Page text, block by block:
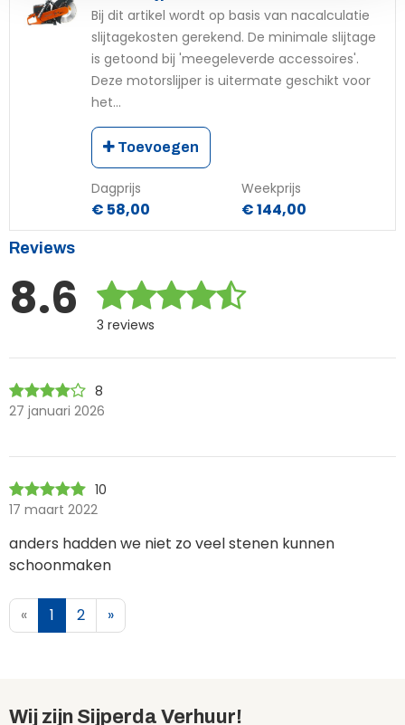
Bij dit artikel wordt op basis van nacalculatie
slijtagekosten gerekend. De minimale slijtage
is getoond bij 'meegeleverde accessoires'.
Deze motorslijper is uitermate geschikt voor
het...
Toevoegen
Dagprijs
€ 58,00
Weekprijs
€ 144,00
Reviews
8.6 3 reviews
8
27 januari 2026
10
17 maart 2022
anders hadden we niet zo veel stenen kunnen
schoonmaken
« 1 2 »
Wij zijn Sijperda Verhuur!